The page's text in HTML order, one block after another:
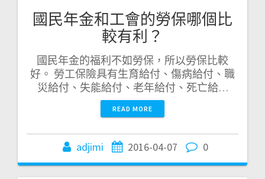
國民年金和工會的勞保哪個比
較有利？
國民年金的福利不如勞保，所以勞保比較
好。 勞工保險具有生育給付、傷病給付、職
災給付、失能給付、老年給付、死亡給…
READ MORE
adjimi 2016-04-07 0